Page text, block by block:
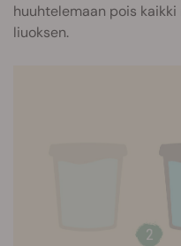
huuhtelemaan pois
liuoksen.